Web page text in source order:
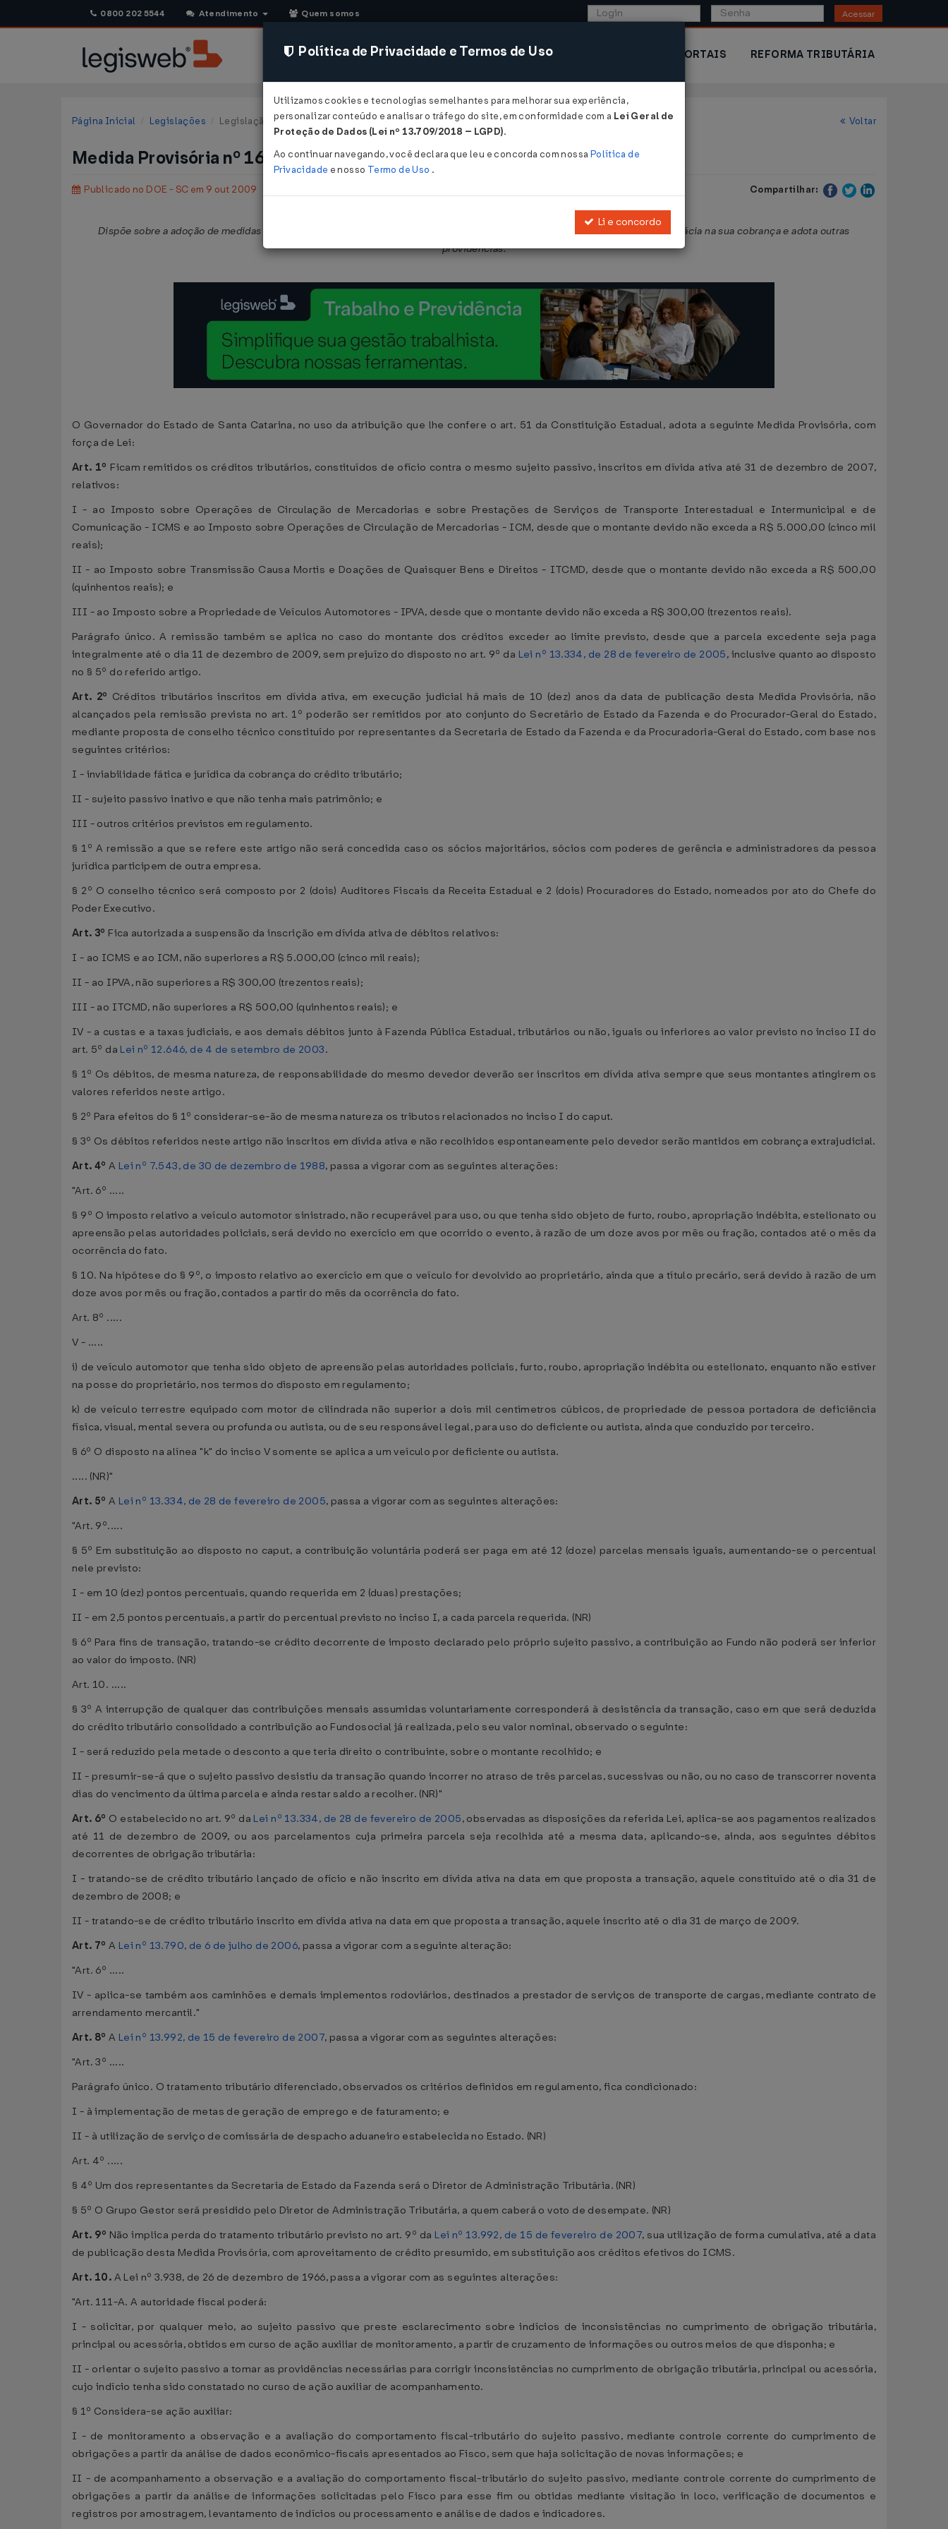
0800 202 5544 Atendimento Quem somos Acessar
CONSULTORIA SISTEMAS COMÉRCIO EXTERIOR PORTAIS REFORMA TRIBUTÁRIA
Página Inicial Legislações Legislação Estadual - Santa Catarina Voltar
Medida Provisória nº 160 de 09/10/2009
Publicado no DOE - SC em 9 out 2009 Compartilhar:
Dispõe sobre a adoção de medidas para facilitar a liquidação dos créditos tributários inscritos em Dívida Ativa e a maior eficácia na sua cobrança e adota outras
providências.
O Governador do Estado de Santa Catarina, no uso da atribuição que lhe confere o art. 51 da Constituição Estadual, adota a seguinte Medida Provisória, com
força de Lei:
Art. 1º Ficam remitidos os créditos tributários, constituídos de ofício contra o mesmo sujeito passivo, inscritos em dívida ativa até 31 de dezembro de 2007,
relativos:
I - ao Imposto sobre Operações de Circulação de Mercadorias e sobre Prestações de Serviços de Transporte Interestadual e Intermunicipal e de
Comunicação - ICMS e ao Imposto sobre Operações de Circulação de Mercadorias - ICM, desde que o montante devido não exceda a R$ 5.000,00 (cinco mil
reais);
II - ao Imposto sobre Transmissão Causa Mortis e Doações de Quaisquer Bens e Direitos - ITCMD, desde que o montante devido não exceda a R$ 500,00
(quinhentos reais); e
III - ao Imposto sobre a Propriedade de Veículos Automotores - IPVA, desde que o montante devido não exceda a R$ 300,00 (trezentos reais).
Parágrafo único. A remissão também se aplica no caso do montante dos créditos exceder ao limite previsto, desde que a parcela excedente seja paga
integralmente até o dia 11 de dezembro de 2009, sem prejuízo do disposto no art. 9º da Lei nº 13.334, de 28 de fevereiro de 2005, inclusive quanto ao disposto
no § 5º do referido artigo.
Art. 2º Créditos tributários inscritos em dívida ativa, em execução judicial há mais de 10 (dez) anos da data de publicação desta Medida Provisória, não
alcançados pela remissão prevista no art. 1º poderão ser remitidos por ato conjunto do Secretário de Estado da Fazenda e do Procurador-Geral do Estado,
mediante proposta de conselho técnico constituído por representantes da Secretaria de Estado da Fazenda e da Procuradoria-Geral do Estado, com base nos
seguintes critérios:
I - inviabilidade fática e jurídica da cobrança do crédito tributário;
II - sujeito passivo inativo e que não tenha mais patrimônio; e
III - outros critérios previstos em regulamento.
§ 1º A remissão a que se refere este artigo não será concedida caso os sócios majoritários, sócios com poderes de gerência e administradores da pessoa
jurídica participem de outra empresa.
§ 2º O conselho técnico será composto por 2 (dois) Auditores Fiscais da Receita Estadual e 2 (dois) Procuradores do Estado, nomeados por ato do Chefe do
Poder Executivo.
Art. 3º Fica autorizada a suspensão da inscrição em dívida ativa de débitos relativos:
I - ao ICMS e ao ICM, não superiores a R$ 5.000,00 (cinco mil reais);
II - ao IPVA, não superiores a R$ 300,00 (trezentos reais);
III - ao ITCMD, não superiores a R$ 500,00 (quinhentos reais); e
IV - a custas e a taxas judiciais, e aos demais débitos junto à Fazenda Pública Estadual, tributários ou não, iguais ou inferiores ao valor previsto no inciso II do
art. 5º da Lei nº 12.646, de 4 de setembro de 2003.
§ 1º Os débitos, de mesma natureza, de responsabilidade do mesmo devedor deverão ser inscritos em dívida ativa sempre que seus montantes atingirem os
valores referidos neste artigo.
§ 2º Para efeitos do § 1º considerar-se-ão de mesma natureza os tributos relacionados no inciso I do caput.
§ 3º Os débitos referidos neste artigo não inscritos em dívida ativa e não recolhidos espontaneamente pelo devedor serão mantidos em cobrança extrajudicial.
Art. 4º A Lei nº 7.543, de 30 de dezembro de 1988, passa a vigorar com as seguintes alterações:
"Art. 6º .....
§ 9º O imposto relativo a veículo automotor sinistrado, não recuperável para uso, ou que tenha sido objeto de furto, roubo, apropriação indébita, estelionato ou
apreensão pelas autoridades policiais, será devido no exercício em que ocorrido o evento, à razão de um doze avos por mês ou fração, contados até o mês da
ocorrência do fato.
§ 10. Na hipótese do § 9º, o imposto relativo ao exercício em que o veículo for devolvido ao proprietário, ainda que a título precário, será devido à razão de um
doze avos por mês ou fração, contados a partir do mês da ocorrência do fato.
Art. 8º .....
V - .....
i) de veículo automotor que tenha sido objeto de apreensão pelas autoridades policiais, furto, roubo, apropriação indébita ou estelionato, enquanto não estiver
na posse do proprietário, nos termos do disposto em regulamento;
k) de veículo terrestre equipado com motor de cilindrada não superior a dois mil centímetros cúbicos, de propriedade de pessoa portadora de deficiência
física, visual, mental severa ou profunda ou autista, ou de seu responsável legal, para uso do deficiente ou autista, ainda que conduzido por terceiro.
§ 6º O disposto na alínea "k" do inciso V somente se aplica a um veículo por deficiente ou autista.
..... (NR)"
Art. 5º A Lei nº 13.334, de 28 de fevereiro de 2005, passa a vigorar com as seguintes alterações:
"Art. 9º.....
§ 5º Em substituição ao disposto no caput, a contribuição voluntária poderá ser paga em até 12 (doze) parcelas mensais iguais, aumentando-se o percentual
nele previsto:
I - em 10 (dez) pontos percentuais, quando requerida em 2 (duas) prestações;
II - em 2,5 pontos percentuais, a partir do percentual previsto no inciso I, a cada parcela requerida. (NR)
§ 6º Para fins de transação, tratando-se crédito decorrente de imposto declarado pelo próprio sujeito passivo, a contribuição ao Fundo não poderá ser inferior
ao valor do imposto. (NR)
Art. 10. .....
§ 3º A interrupção de qualquer das contribuições mensais assumidas voluntariamente corresponderá à desistência da transação, caso em que será deduzida
do crédito tributário consolidado a contribuição ao Fundosocial já realizada, pelo seu valor nominal, observado o seguinte:
I - será reduzido pela metade o desconto a que teria direito o contribuinte, sobre o montante recolhido; e
II - presumir-se-á que o sujeito passivo desistiu da transação quando incorrer no atraso de três parcelas, sucessivas ou não, ou no caso de transcorrer noventa
dias do vencimento da última parcela e ainda restar saldo a recolher. (NR)"
Art. 6º O estabelecido no art. 9º da Lei nº 13.334, de 28 de fevereiro de 2005, observadas as disposições da referida Lei, aplica-se aos pagamentos realizados
até 11 de dezembro de 2009, ou aos parcelamentos cuja primeira parcela seja recolhida até a mesma data, aplicando-se, ainda, aos seguintes débitos
decorrentes de obrigação tributária:
I - tratando-se de crédito tributário lançado de ofício e não inscrito em dívida ativa na data em que proposta a transação, aquele constituído até o dia 31 de
dezembro de 2008; e
II - tratando-se de crédito tributário inscrito em dívida ativa na data em que proposta a transação, aquele inscrito até o dia 31 de março de 2009.
Art. 7º A Lei nº 13.790, de 6 de julho de 2006, passa a vigorar com a seguinte alteração:
"Art. 6º .....
IV - aplica-se também aos caminhões e demais implementos rodoviários, destinados a prestador de serviços de transporte de cargas, mediante contrato de
arrendamento mercantil."
Art. 8º A Lei nº 13.992, de 15 de fevereiro de 2007, passa a vigorar com as seguintes alterações:
"Art. 3º .....
Parágrafo único. O tratamento tributário diferenciado, observados os critérios definidos em regulamento, fica condicionado:
I - à implementação de metas de geração de emprego e de faturamento; e
II - à utilização de serviço de comissária de despacho aduaneiro estabelecida no Estado. (NR)
Art. 4º .....
§ 4º Um dos representantes da Secretaria de Estado da Fazenda será o Diretor de Administração Tributária. (NR)
§ 5º O Grupo Gestor será presidido pelo Diretor de Administração Tributária, a quem caberá o voto de desempate. (NR)
Art. 9º Não implica perda do tratamento tributário previsto no art. 9º da Lei nº 13.992, de 15 de fevereiro de 2007, sua utilização de forma cumulativa, até a data
de publicação desta Medida Provisória, com aproveitamento de crédito presumido, em substituição aos créditos efetivos do ICMS.
Art. 10. A Lei nº 3.938, de 26 de dezembro de 1966, passa a vigorar com as seguintes alterações:
"Art. 111-A. A autoridade fiscal poderá:
I - solicitar, por qualquer meio, ao sujeito passivo que preste esclarecimento sobre indícios de inconsistências no cumprimento de obrigação tributária,
principal ou acessória, obtidos em curso de ação auxiliar de monitoramento, a partir de cruzamento de informações ou outros meios de que disponha; e
II - orientar o sujeito passivo a tomar as providências necessárias para corrigir inconsistências no cumprimento de obrigação tributária, principal ou acessória,
cujo indício tenha sido constatado no curso de ação auxiliar de acompanhamento.
§ 1º Considera-se ação auxiliar:
I - de monitoramento a observação e a avaliação do comportamento fiscal-tributário do sujeito passivo, mediante controle corrente do cumprimento de
obrigações a partir da análise de dados econômico-fiscais apresentados ao Fisco, sem que haja solicitação de novas informações; e
II - de acompanhamento a observação e a avaliação do comportamento fiscal-tributário do sujeito passivo, mediante controle corrente do cumprimento de
obrigações a partir da análise de informações solicitadas pelo Fisco para esse fim ou obtidas mediante visitação in loco, verificação de documentos e
registros por amostragem, levantamento de indícios ou processamento e análise de dados e indicadores.
Política de Privacidade e Termos de Uso
Utilizamos cookies e tecnologias semelhantes para melhorar sua experiência,
personalizar conteúdo e analisar o tráfego do site, em conformidade com a Lei Geral de
Proteção de Dados (Lei nº 13.709/2018 – LGPD).
Ao continuar navegando, você declara que leu e concorda com nossa Política de
Privacidade e nosso Termo de Uso .
Li e concordo